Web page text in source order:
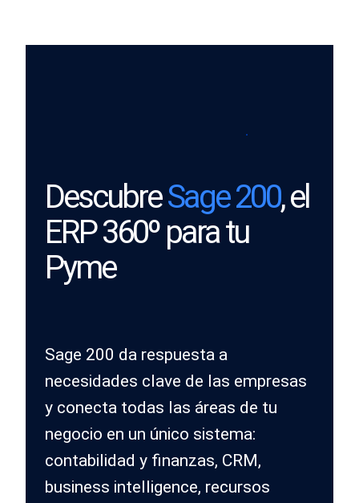
DescubreSage 200, el
ERP 360º para tu
Pyme
Sage 200 da respuesta a
necesidades clave de las empresas
y conecta todas las áreas de tu
negocio en un único sistema:
contabilidad y finanzas, CRM,
business intelligence, recursos